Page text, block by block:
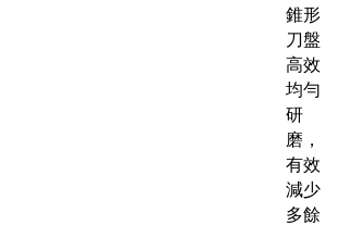
錐形
刀盤
高效
均勻
研
磨，
有效
減少
多餘